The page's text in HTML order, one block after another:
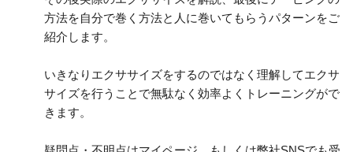
方法を自分で巻く方法と人に巻いてもらうパターンをご
紹介します。
いきなりエクササイズをするのではなく理解してエクサ
サイズを行うことで無駄なく効率よくトレーニングがで
きます。